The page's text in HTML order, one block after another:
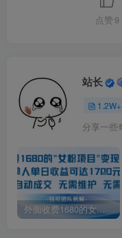
点赞 9
站长
1.2W+
外面收费1680的女粉项目变现，单人单日收益可达1.7k，全自动成交无需维护